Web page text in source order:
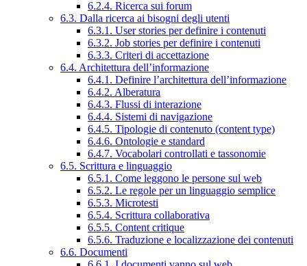
6.2.4. Ricerca sui forum
6.3. Dalla ricerca ai bisogni degli utenti
6.3.1. User stories per definire i contenuti
6.3.2. Job stories per definire i contenuti
6.3.3. Criteri di accettazione
6.4. Architettura dell’informazione
6.4.1. Definire l’architettura dell’informazione
6.4.2. Alberatura
6.4.3. Flussi di interazione
6.4.4. Sistemi di navigazione
6.4.5. Tipologie di contenuto (content type)
6.4.6. Ontologie e standard
6.4.7. Vocabolari controllati e tassonomie
6.5. Scrittura e linguaggio
6.5.1. Come leggono le persone sul web
6.5.2. Le regole per un linguaggio semplice
6.5.3. Microtesti
6.5.4. Scrittura collaborativa
6.5.5. Content critique
6.5.6. Traduzione e localizzazione dei contenuti
6.6. Documenti